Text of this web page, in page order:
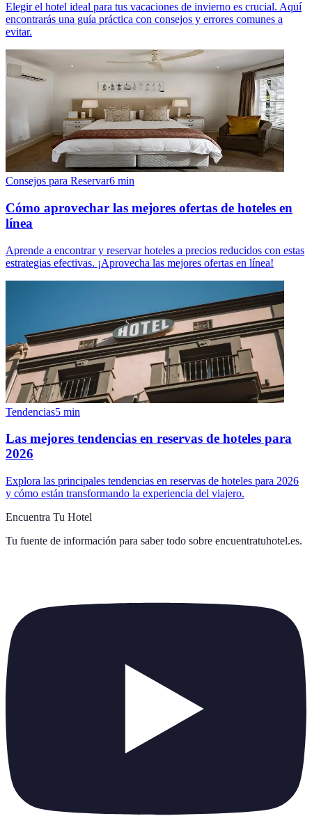
Elegir el hotel ideal para tus vacaciones de invierno es crucial. Aquí
encontrarás una guía práctica con consejos y errores comunes a
evitar.
Consejos para Reservar6 min
Cómo aprovechar las mejores ofertas de hoteles en
línea
Aprende a encontrar y reservar hoteles a precios reducidos con estas
estrategias efectivas. ¡Aprovecha las mejores ofertas en línea!
Tendencias5 min
Las mejores tendencias en reservas de hoteles para
2026
Explora las principales tendencias en reservas de hoteles para 2026
y cómo están transformando la experiencia del viajero.
Encuentra Tu Hotel
Tu fuente de información para saber todo sobre encuentratuhotel.es.